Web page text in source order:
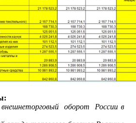
внешнеторговый оборот России в